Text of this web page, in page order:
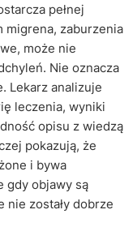
pełnej
migrena, zaburzenia
może nie
Nie oznacza
Lekarz analizuje
leczenia, wyniki
opisu z wiedzą
pokazują, że
i bywa
gdy objawy są
nie zostały dobrze